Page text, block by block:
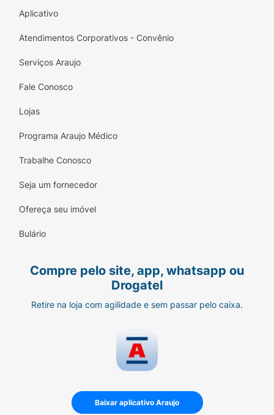
Sabor Delicioso:
leite ou usar em receitas.
Praticidade:
dosagem e o preparo.
Turbine sua rotina de exercícios com a
qualidade e o sabor do
Parmalat WheyFit
Aplicativo
Atendimentos Corporativos - Convênio
Serviços Araujo
Fale Conosco
Lojas
Programa Araujo Médico
Trabalhe Conosco
Seja um fornecedor
Ofereça seu imóvel
Bulário
Compre pelo site, app, whatsapp ou
Drogatel
Retire na loja com agilidade e sem passar pelo caixa.
Baixar aplicativo Araujo